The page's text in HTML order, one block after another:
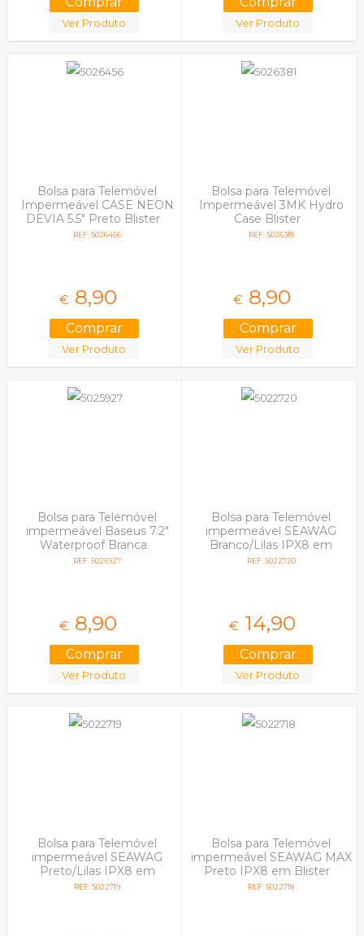
Ver Produto Ver Produto
Bolsa para Telemóvel
Impermeável CASE NEON
DEVIA 5.5" Preto Blister
REF: 5026456
€ 8,90
Ver Produto
Bolsa para Telemóvel
Impermeável 3MK Hydro
Case Blister
REF: 5026381
€ 8,90
Ver Produto
Bolsa para Telemóvel
impermeável Baseus 7.2"
Waterproof Branca
REF: 5025927
€ 8,90
Ver Produto
Bolsa para Telemóvel
impermeável SEAWAG
Branco/Lilas IPX8 em
Blister
REF: 5022720
€ 14,90
Ver Produto
Bolsa para Telemóvel
impermeável SEAWAG
Preto/Lilas IPX8 em
Blister
REF: 5022719
Bolsa para Telemóvel
impermeável SEAWAG MAX
Preto IPX8 em Blister
REF: 5022718